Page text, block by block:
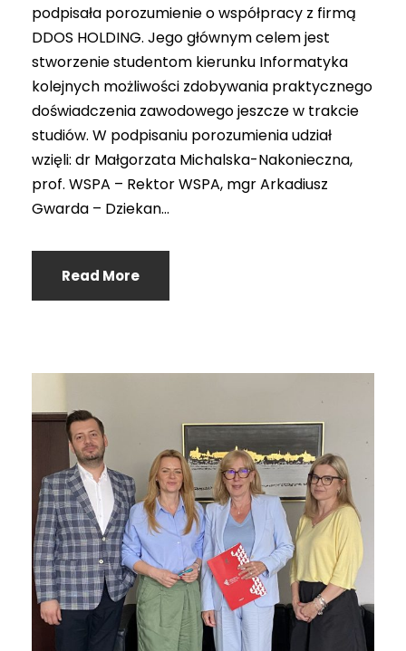
podpisała porozumienie o współpracy z firmą
DDOS HOLDING. Jego głównym celem jest
stworzenie studentom kierunku Informatyka
kolejnych możliwości zdobywania praktycznego
doświadczenia zawodowego jeszcze w trakcie
studiów. W podpisaniu porozumienia udział
wzięli: dr Małgorzata Michalska-Nakonieczna,
prof. WSPA – Rektor WSPA, mgr Arkadiusz
Gwarda – Dziekan...
Read More